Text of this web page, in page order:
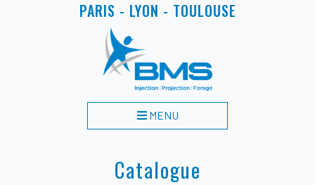
PARIS - LYON - TOULOUSE
MENU
Catalogue